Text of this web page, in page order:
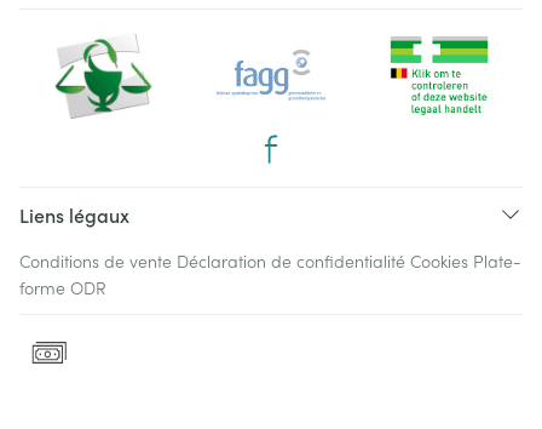
Liens légaux
Conditions de vente Déclaration de confidentialité Cookies Plate-
forme ODR